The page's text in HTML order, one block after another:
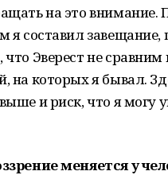
на это внимание.
я составил завещание,
Эверест не сравним
на которых я бывал.
и риск, что я могу
меняется у